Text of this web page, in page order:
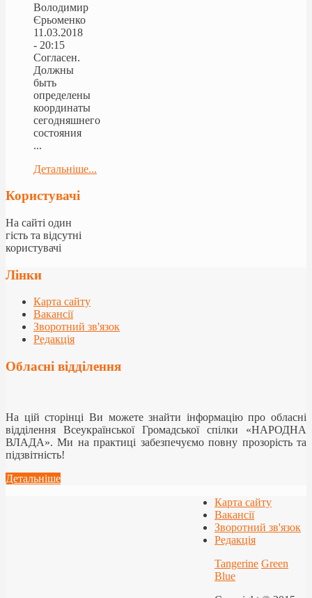
Володимир
Єрьоменко
11.03.2018
- 20:15
Согласен.
Должны
быть
определены
координаты
сегодняшнего
состояния
...
Детальніше...
Користувачі
На сайті один
гість та відсутні
користувачі
Лінки
Карта сайту
Вакансії
Зворотний зв'язок
Редакція
Обласні відділення
На цій сторінці Ви можете знайти інформацію про обласні
відділення Всеукраїнської Громадської спілки «НАРОДНА
ВЛАДА». Ми на практиці забезпечуємо повну прозорість та
підзвітність!
Детальніше
Карта сайту
Вакансії
Зворотний зв'язок
Редакція
Tangerine Green
Blue